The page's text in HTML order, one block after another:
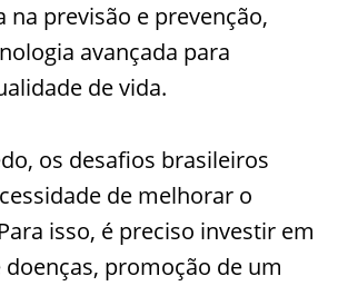
na previsão e prevenção,
avançada para
de vida.
os desafios brasileiros
de melhorar o
isso, é preciso investir em
doenças, promoção de um